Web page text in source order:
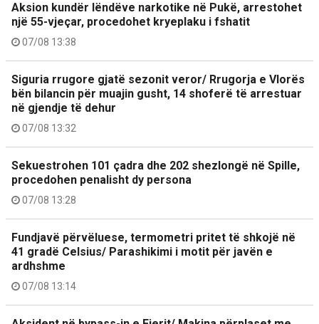
Aksion kundër lëndëve narkotike në Pukë, arrestohet
një 55-vjeçar, procedohet kryeplaku i fshatit
07/08 13:38
Siguria rrugore gjatë sezonit veror/ Rrugorja e Vlorës
bën bilancin për muajin gusht, 14 shoferë të arrestuar
në gjendje të dehur
07/08 13:32
Sekuestrohen 101 çadra dhe 202 shezlongë në Spille,
procedohen penalisht dy persona
07/08 13:28
Fundjavë përvëluese, termometri pritet të shkojë në
41 gradë Celsius/ Parashikimi i motit për javën e
ardhshme
07/08 13:14